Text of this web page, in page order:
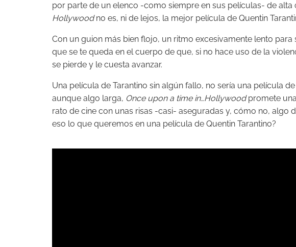
por parte de un elenco -como siempre en sus películas- de alta
Hollywoodno es, ni de lejos, la mejor película de Quentin
Con un guion más bien flojo, un ritmo excesivamente lento para
que se te queda en el cuerpo de que, si no hace uso de la
se pierde y le cuesta avanzar.
Una película de Tarantino sin algún fallo, no sería una película
aunque algo larga, Once upon a time in…Hollywoodpromete
rato de cine con unas risas -casi- aseguradas y, cómo no, algo
eso lo que queremos en una película de Quentin Tarantino?